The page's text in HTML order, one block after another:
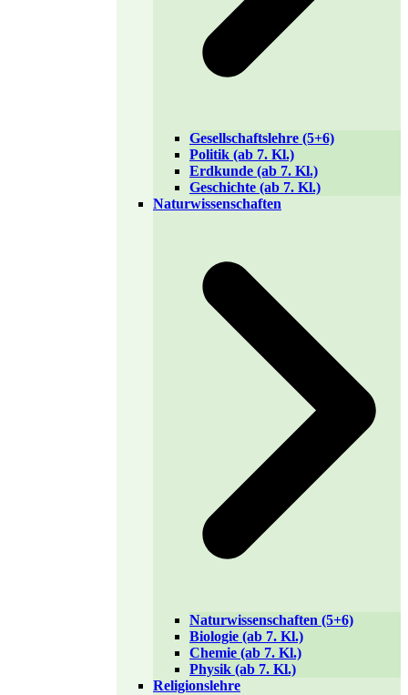
Gesellschaftslehre (5+6)
Politik (ab 7. Kl.)
Erdkunde (ab 7. Kl.)
Geschichte (ab 7. Kl.)
Naturwissenschaften
Naturwissenschaften (5+6)
Biologie (ab 7. Kl.)
Chemie (ab 7. Kl.)
Physik (ab 7. Kl.)
Religionslehre